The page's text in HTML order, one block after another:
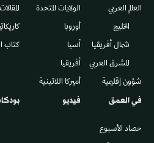
العالم العربي
الخليج
شمال أفريقيا
المشرق العربي
شؤون إقليمية
الولايات المتحدة
أوروبا
آسيا
أفريقيا
أميركا اللاتينية
المقالات
كتاب
في العمق
حصاد الأسبوع
فيديو